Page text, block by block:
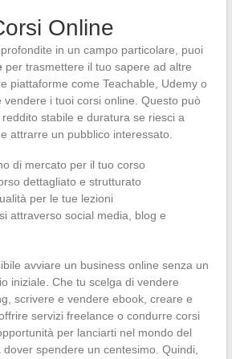
Online
in un campo particolare, puoi
per trasmettere il tuo sapere ad altre
piattaforme come Teachable, Udemy o
i tuoi corsi online. Questo può
stabile e duratura se riesci a
attrarre un pubblico interessato.
di mercato per il tuo corso
dettagliato e strutturato
per le tue lezioni
attraverso social media, blog e
avviare un business online senza un
iniziale. Che tu scelga di vendere
scrivere e vendere ebook, creare e
servizi freelance o condurre corsi
per lanciarti nel mondo del
spendere un centesimo. Quindi,